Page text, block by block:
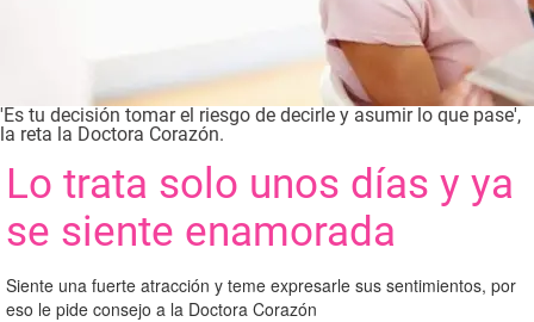
'Es tu decisión tomar el riesgo de decirle y asumir lo que pase',
la reta la Doctora Corazón.
Lo trata solo unos días y ya
se siente enamorada
Siente una fuerte atracción y teme expresarle sus sentimientos, por
eso le pide consejo a la Doctora Corazón